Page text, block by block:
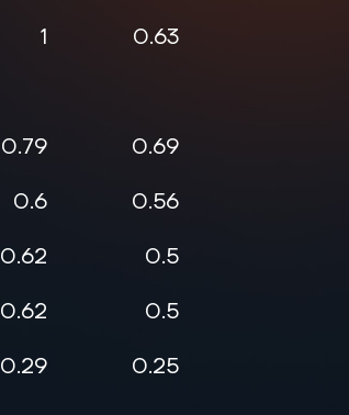
1 0.63
0.79 0.69
0.6 0.56
0.62 0.5
0.62 0.5
0.29 0.25